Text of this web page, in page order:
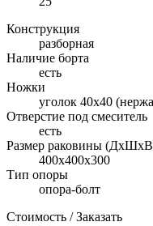
Конструкция
разборная
Наличие борта
есть
Ножки
уголок 40х40
Отверстие под смеситель
есть
Размер раковины
400х400х300
Тип опоры
опора-болт
Стоимость / Заказать